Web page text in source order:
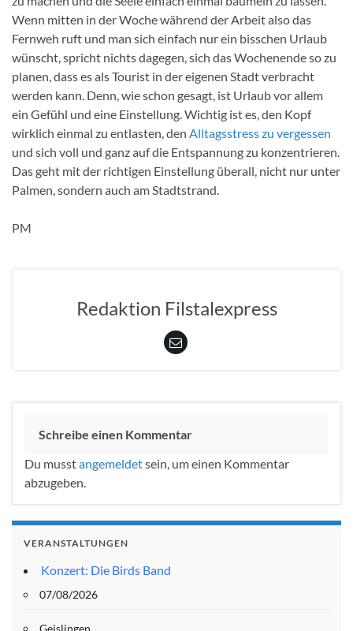
Wenn mitten in der Woche während der Arbeit also das
Fernweh ruft und man sich einfach nur ein bisschen Urlaub
wünscht, spricht nichts dagegen, sich das Wochenende so zu
planen, dass es als Tourist in der eigenen Stadt verbracht
werden kann. Denn, wie schon gesagt, ist Urlaub vor allem
ein Gefühl und eine Einstellung. Wichtig ist es, den Kopf
wirklich einmal zu entlasten, den Alltagsstress zu vergessen
und sich voll und ganz auf die Entspannung zu konzentrieren.
Das geht mit der richtigen Einstellung überall, nicht nur unter
Palmen, sondern auch am Stadtstrand.
PM
Redaktion Filstalexpress
Schreibe einen Kommentar
Du musstangemeldetsein, um einen Kommentar
abzugeben.
VERANSTALTUNGEN
Konzert: Die Birds Band
07/08/2026